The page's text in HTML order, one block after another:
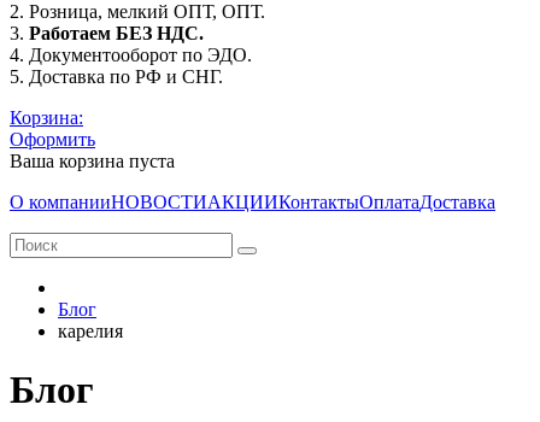
2. Розница, мелкий ОПТ, ОПТ.
3. Работаем БЕЗ НДС.
4. Документооборот по ЭДО.
5. Доставка по РФ и СНГ.
Корзина:
Оформить
Ваша корзина пуста
О компанииНОВОСТИАКЦИИКонтактыОплатаДоставка
Блог
карелия
Блог